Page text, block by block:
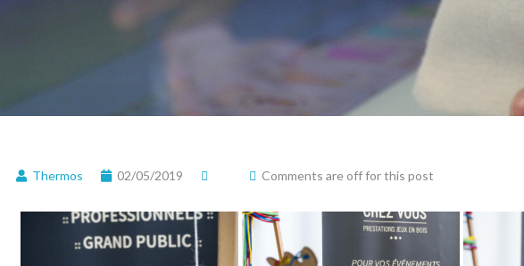
Thermos 02/05/2019 Comments are off for this post